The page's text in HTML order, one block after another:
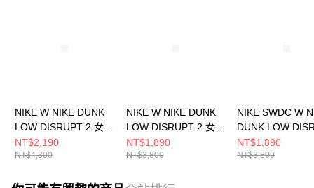
NIKE W NIKE DUNK
LOW DISRUPT 2 女
休閒鞋 FN8917141
NT$2,190
NT$4,300
NIKE W NIKE DUNK
LOW DISRUPT 2 女
休閒鞋 DV4024002
NT$1,890
NT$3,800
NIKE SWDC W
DUNK LOW
女 休閒鞋
NT$1,890
NT$3,800